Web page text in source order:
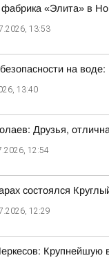
«Элита» в
13:53
на
13:40
Друзья,
12:54
состоялся
12:29
Крупнейшую